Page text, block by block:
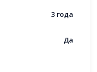
3 года
Да